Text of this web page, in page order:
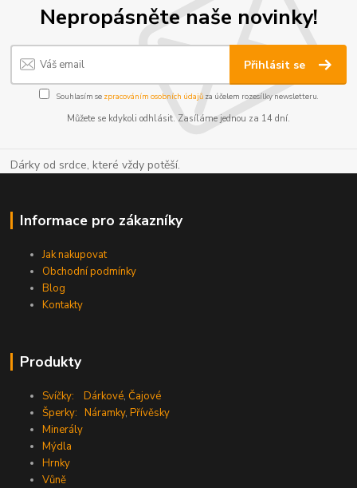
Nepropásněte naše novinky!
Přihlásit se
Souhlasím se zpracováním osobních údajůza účelem rozesílky newsletteru.
Můžete se kdykoli odhlásit. Zasíláme jednou za 14 dní.
Dárky od srdce, které vždy potěší.
Informace pro zákazníky
Jak nakupovat
Obchodní podmínky
Blog
Kontakty
Produkty
Svíčky: Dárkové,Čajové
Šperky: Náramky,Přívěsky
Minerály
Mýdla
Hrnky
Vůně